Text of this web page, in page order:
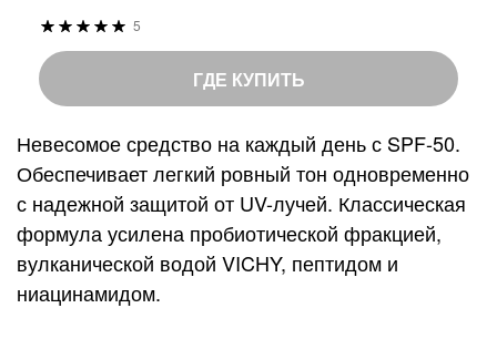
Р
й
т
н
г
:
9
o
f
0
0
5
ГДЕ КУПИТЬ
Невесомое средство на каждый день с SPF-50.
Обеспечивает легкий ровный тон одновременно
с надежной защитой от UV-лучей. Классическая
формула усилена пробиотической фракцией,
вулканической водой VICHY, пептидом и
ниацинамидом.